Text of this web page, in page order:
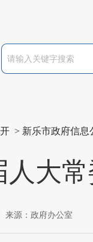
> 新乐市政府信息
人大
来源：政府办公室